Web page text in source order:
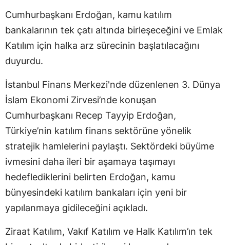
Cumhurbaşkanı Erdoğan, kamu katılım
bankalarının tek çatı altında birleşeceğini ve Emlak
Katılım için halka arz sürecinin başlatılacağını
duyurdu.
İstanbul Finans Merkezi'nde düzenlenen 3. Dünya
İslam Ekonomi Zirvesi’nde konuşan
Cumhurbaşkanı Recep Tayyip Erdoğan,
Türkiye’nin katılım finans sektörüne yönelik
stratejik hamlelerini paylaştı. Sektördeki büyüme
ivmesini daha ileri bir aşamaya taşımayı
hedeflediklerini belirten Erdoğan, kamu
bünyesindeki katılım bankaları için yeni bir
yapılanmaya gidileceğini açıkladı.
Ziraat Katılım, Vakıf Katılım ve Halk Katılım’ın tek